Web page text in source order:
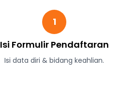
1
Isi Formulir Pendaftaran
Isi data diri & bidang keahlian.